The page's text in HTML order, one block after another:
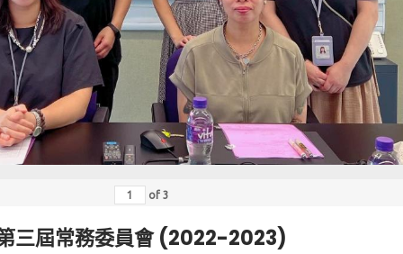
of 3
三屆常務委員會 (2022-2023)